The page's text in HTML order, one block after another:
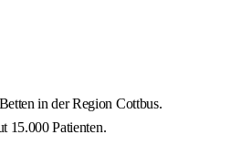
in der Region Cottbus.
15.000 Patienten.